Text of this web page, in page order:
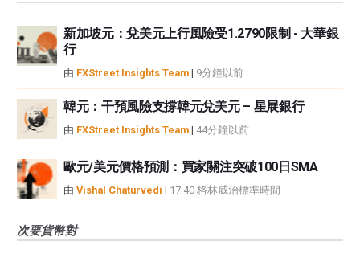
新加坡元：兌美元上行風險受1.2790限制 - 大華銀
行
由 FXStreet Insights Team | 9分鐘以前
韓元：干預風險支撐韓元兌美元 – 星展銀行
由 FXStreet Insights Team | 44分鐘以前
歐元/美元價格預測：買家關注突破100日SMA
由 Vishal Chaturvedi | 17:40 格林威治標準時間
次要貨幣對